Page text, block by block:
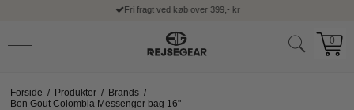
Fri fragt ved køb over 399,- kr
0
Forside / Produkter / Brands /
Bon Gout Colombia Messenger bag 16"